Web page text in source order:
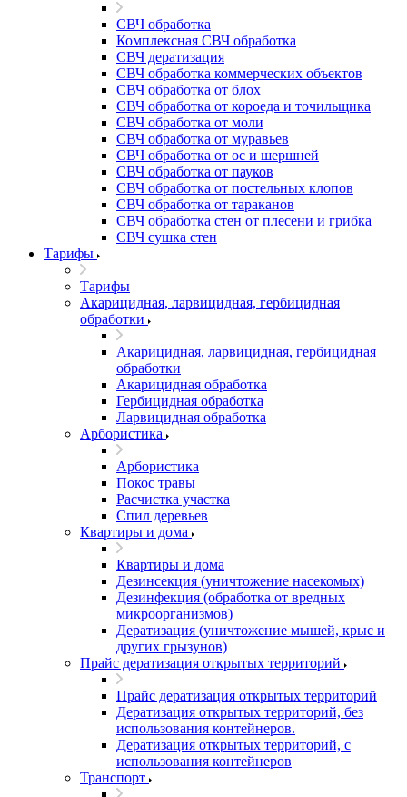
СВЧ обработка
Комплексная СВЧ обработка
СВЧ дератизация
СВЧ обработка коммерческих объектов
СВЧ обработка от блох
СВЧ обработка от короеда и точильщика
СВЧ обработка от моли
СВЧ обработка от муравьев
СВЧ обработка от ос и шершней
СВЧ обработка от пауков
СВЧ обработка от постельных клопов
СВЧ обработка от тараканов
СВЧ обработка стен от плесени и грибка
СВЧ сушка стен
Тарифы
Тарифы
Акарицидная, ларвицидная, гербицидная
обработки
Акарицидная, ларвицидная, гербицидная
обработки
Акарицидная обработка
Гербицидная обработка
Ларвицидная обработка
Арбористика
Арбористика
Покос травы
Расчистка участка
Спил деревьев
Квартиры и дома
Квартиры и дома
Дезинсекция (уничтожение насекомых)
Дезинфекция (обработка от вредных
микроорганизмов)
Дератизация (уничтожение мышей, крыс и
других грызунов)
Прайс дератизация открытых территорий
Прайс дератизация открытых территорий
Дератизация открытых территорий, без
использования контейнеров.
Дератизация открытых территорий, с
использования контейнеров
Транспорт